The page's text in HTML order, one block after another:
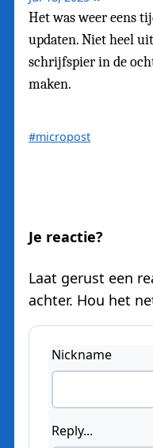
Het was weer eens
updaten. Niet heel
schrijfspier in de
maken.
#micropost
Je reactie?
Laat gerust een
achter. Hou het